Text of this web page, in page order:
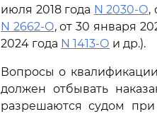
июля 2018 года N 2030-О,
N 2662-О, от 30 января
2024 года N 1413-О и др.).
Вопросы о
должен отбывать
разрешаются судом